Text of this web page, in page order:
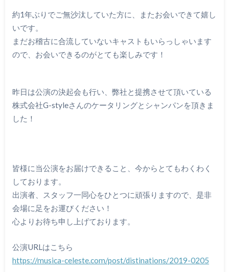
約1年ぶりでご無沙汰していた方に、またお会いできて嬉し
いです。
まだお稽古に合流していないキャストもいらっしゃいます
ので、お会いできるのがとても楽しみです！
昨日は公演の決起会も行い、弊社と提携させて頂いている
株式会社G-styleさんのケータリングとシャンパンを頂きま
した！
皆様に当公演をお届けできること、今からとてもわくわく
しております。
出演者、スタッフ一同心をひとつに頑張りますので、是非
会場に足をお運びください！
心よりお待ち申し上げております。
公演URLはこちら
https://musica-celeste.com/post/distinations/2019-0205